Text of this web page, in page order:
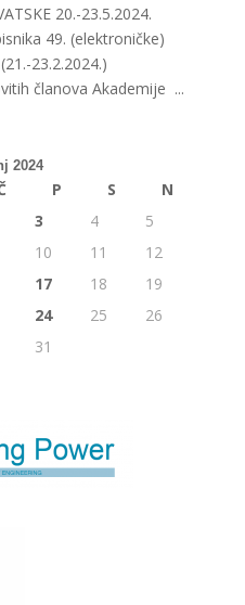
20.-23.5.2024.
49. (elektroničke)
23.2.2024.)
članova Akademije ...
2024
P S
N
3 4
5
10 11
12
17 18
19
24 25
26
31